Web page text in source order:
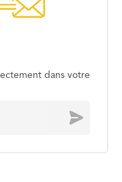
dans votre
Envoyer